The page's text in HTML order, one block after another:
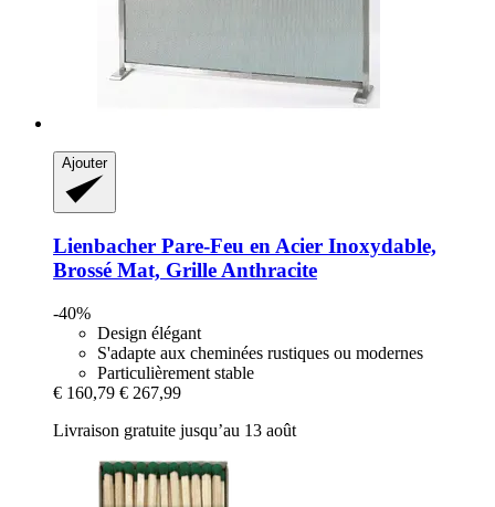
Ajouter
Lienbacher Pare-​Feu en Acier Inoxydable,
Brossé Mat, Grille Anthracite
-40%
Design élégant
S'adapte aux cheminées rustiques ou modernes
Particulièrement stable
€ 160,79 € 267,99
Livraison gratuite jusqu’au 13 août